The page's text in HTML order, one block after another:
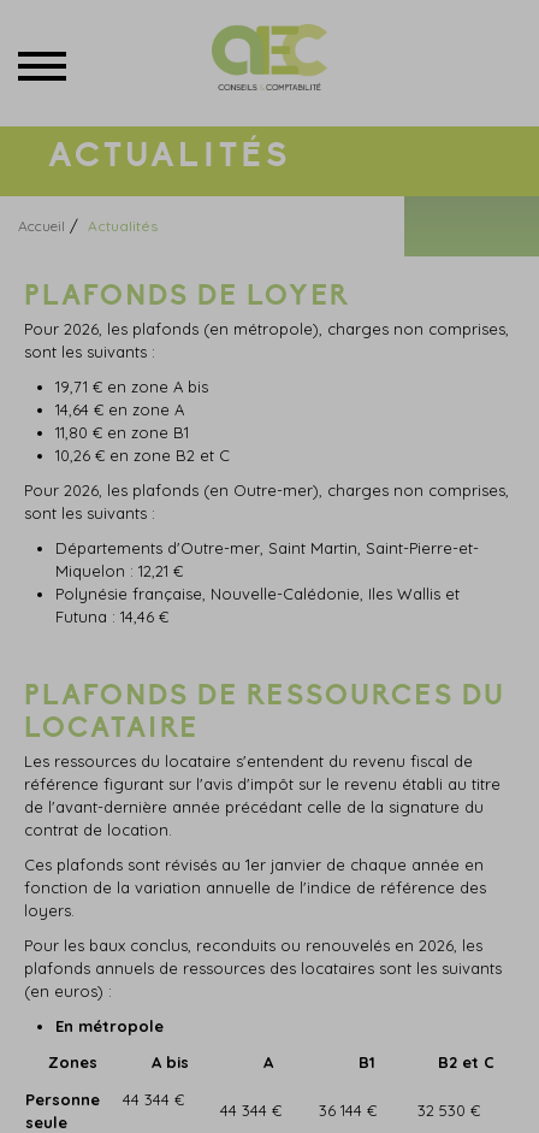
ACTUALITÉS
Accueil / Actualités
PLAFONDS DE LOYER
Pour 2026, les plafonds (en métropole), charges non comprises,
sont les suivants :
19,71 € en zone A bis
14,64 € en zone A
11,80 € en zone B1
10,26 € en zone B2 et C
Pour 2026, les plafonds (en Outre-mer), charges non comprises,
sont les suivants :
Départements d'Outre-mer, Saint Martin, Saint-Pierre-et-
Miquelon : 12,21 €
Polynésie française, Nouvelle-Calédonie, Iles Wallis et
Futuna : 14,46 €
PLAFONDS DE RESSOURCES DU
LOCATAIRE
Les ressources du locataire s'entendent du revenu fiscal de
référence figurant sur l'avis d'impôt sur le revenu établi au titre
de l'avant-dernière année précédant celle de la signature du
contrat de location.
Ces plafonds sont révisés au 1er janvier de chaque année en
fonction de la variation annuelle de l'indice de référence des
loyers.
Pour les baux conclus, reconduits ou renouvelés en 2026, les
plafonds annuels de ressources des locataires sont les suivants
(en euros) :
En métropole
Zones
A bis A B1
B2 et C
Personne
seule
44 344 €
44 344 € 36 144 € 32 530 €